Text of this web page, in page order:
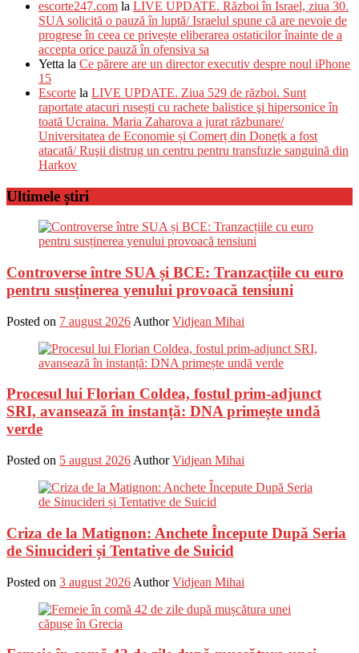
escorte247.com la LIVE UPDATE. Război în Israel, ziua 30.
SUA solicită o pauză în luptă/ Israelul spune că are nevoie de
progrese în ceea ce privește eliberarea ostaticilor înainte de a
accepta orice pauză în ofensiva sa
Yetta la Ce părere are un director executiv despre noul iPhone
15
Escorte la LIVE UPDATE. Ziua 529 de război. Sunt
raportate atacuri rusești cu rachete balistice şi hipersonice în
toată Ucraina. Maria Zaharova a jurat răzbunare/
Universitatea de Economie și Comerț din Donețk a fost
atacată/ Ruşii distrug un centru pentru transfuzie sanguină din
Harkov
Ultimele știri
Controverse între SUA și BCE: Tranzacțiile cu euro
pentru susținerea yenului provoacă tensiuni
Posted on 7 august 2026 Author Vidjean Mihai
Procesul lui Florian Coldea, fostul prim-adjunct
SRI, avansează în instanță: DNA primește undă
verde
Posted on 5 august 2026 Author Vidjean Mihai
Criza de la Matignon: Anchete Începute După Seria
de Sinucideri și Tentative de Suicid
Posted on 3 august 2026 Author Vidjean Mihai